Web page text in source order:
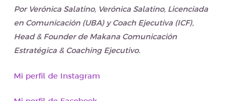
Por Verónica Salatino, Verónica Salatino, Licenciada
en Comunicación (UBA) y Coach Ejecutiva (ICF),
Head & Founder de Makana Comunicación
Estratégica & Coaching Ejecutivo.
Mi perfil de Instagram